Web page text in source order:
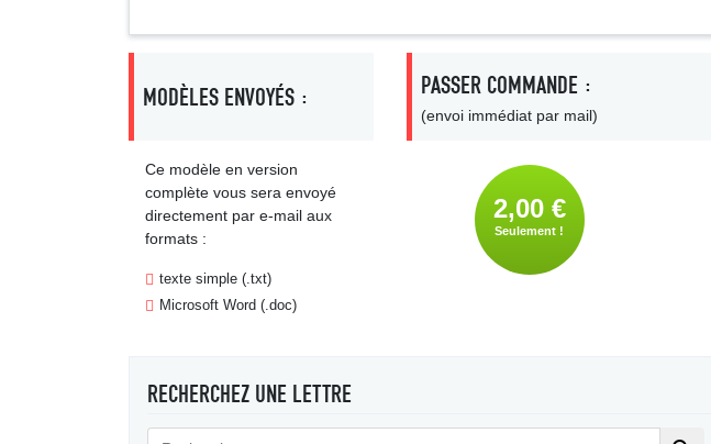
MODÈLES ENVOYÉS :
Ce modèle en version
complète vous sera envoyé
directement par e-mail aux
formats :
texte simple (.txt)
Microsoft Word (.doc)
PASSER COMMANDE :
(envoi immédiat par mail)
2,00 €
Seulement !
RECHERCHEZ UNE LETTRE